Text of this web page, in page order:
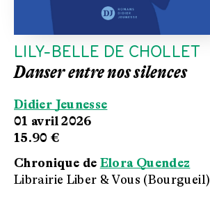
LILY-BELLE DE CHOLLET
Danser entre nos silences
Didier Jeunesse
01 avril 2026
15.90 €
Chronique de Elora Quendez
Librairie Liber & Vous (Bourgueil)